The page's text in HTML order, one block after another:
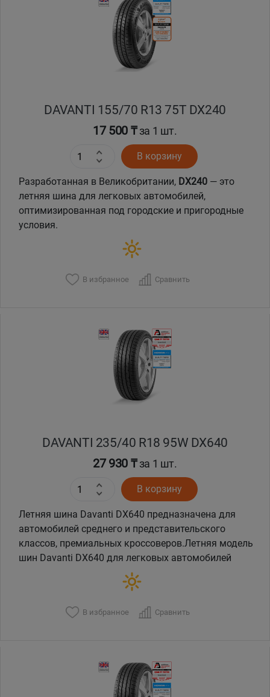
DAVANTI 155/70 R13 75T DX240
17 500 ₸за 1 шт.
В корзину
Разработанная в Великобритании, DX240 — это
летняя шина для легковых автомобилей,
оптимизированная под городские и пригородные
условия.
В избранное Сравнить
DAVANTI 235/40 R18 95W DX640
27 930 ₸за 1 шт.
В корзину
Летняя шина Davanti DX640 предназначена для
автомобилей среднего и представительского
классов, премиальных кроссоверов.Летняя модель
шин Davanti DX640 для легковых автомобилей
В избранное Сравнить
Павлодар
Семей
Талдыкорган